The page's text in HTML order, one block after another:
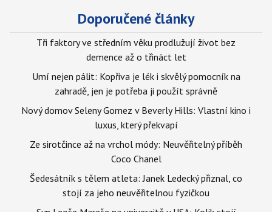
Doporučené články
Tři faktory ve středním věku prodlužují život bez
demence až o třináct let
Umí nejen pálit: Kopřiva je lék i skvělý pomocník na
zahradě, jen je potřeba ji použít správně
Nový domov Seleny Gomez v Beverly Hills: Vlastní kino i
luxus, který překvapí
Ze sirotčince až na vrchol módy: Neuvěřitelný příběh
Coco Chanel
Šedesátník s tělem atleta: Janek Ledecký přiznal, co
stojí za jeho neuvěřitelnou fyzičkou